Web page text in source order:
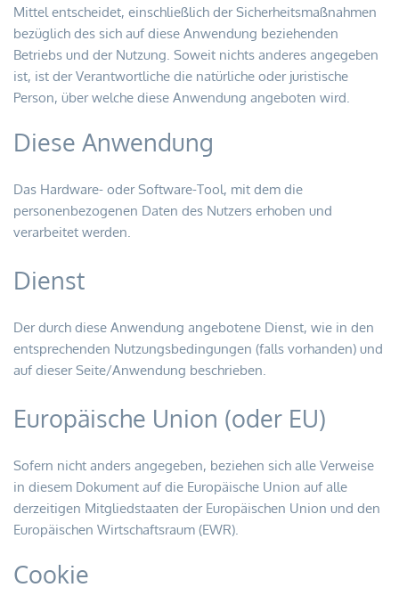
Mittel entscheidet, einschließlich der Sicherheitsmaßnahmen
bezüglich des sich auf diese Anwendung beziehenden
Betriebs und der Nutzung. Soweit nichts anderes angegeben
ist, ist der Verantwortliche die natürliche oder juristische
Person, über welche diese Anwendung angeboten wird.
Diese Anwendung
Das Hardware- oder Software-Tool, mit dem die
personenbezogenen Daten des Nutzers erhoben und
verarbeitet werden.
Dienst
Der durch diese Anwendung angebotene Dienst, wie in den
entsprechenden Nutzungsbedingungen (falls vorhanden) und
auf dieser Seite/Anwendung beschrieben.
Europäische Union (oder EU)
Sofern nicht anders angegeben, beziehen sich alle Verweise
in diesem Dokument auf die Europäische Union auf alle
derzeitigen Mitgliedstaaten der Europäischen Union und den
Europäischen Wirtschaftsraum (EWR).
Cookie